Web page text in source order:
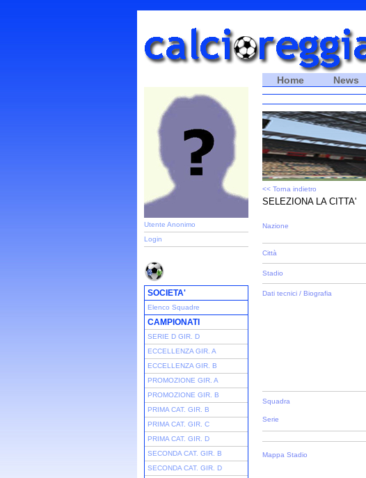
Utente Anonimo
Login
SOCIETA'
Elenco Squadre
CAMPIONATI
SERIE D GIR. D
ECCELLENZA GIR. A
ECCELLENZA GIR. B
PROMOZIONE GIR. A
PROMOZIONE GIR. B
PRIMA CAT. GIR. B
PRIMA CAT. GIR. C
PRIMA CAT. GIR. D
SECONDA CAT. GIR. B
SECONDA CAT. GIR. D
Home News
<< Torna indietro
SELEZIONA LA CITTA'
Nazione
Città
Stadio
Dati tecnici / Biografia
Squadra
Serie
Mappa Stadio